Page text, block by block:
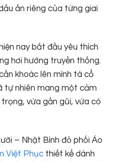
ấn riêng của từng giai
nay bắt đầu yêu thích
hơi hướng truyền thống.
khoác lên mình tà cổ
tự nhiên mang một cảm
vừa gần gũi, vừa có
– Nhật Bình đỏ phối Áo
Việt Phục thiết kế dành